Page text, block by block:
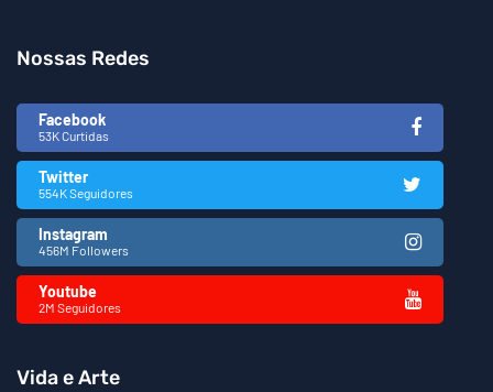
Nossas Redes
Facebook
53K Curtidas
Twitter
554K Seguidores
Instagram
456M Followers
Youtube
2M Seguidores
Vida e Arte